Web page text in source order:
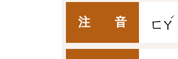
注 音 ㄈㄚ
ˊ